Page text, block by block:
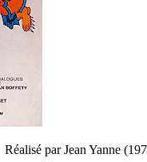
Réalisé par Jean Yanne